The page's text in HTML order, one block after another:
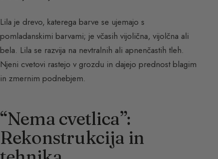
Lila je drevo, katerega barve se ujemajo s
pomladanskimi barvami; je včasih vijolična, vijolčna ali
bela. Lila se razvija na nevtralnih ali apnenčastih tleh.
Njeni cvetovi rastejo v grozdu in dajejo prednost blagim
in zmernim podnebjem.
“Nema cvetlica”:
Rekonstrukcija in